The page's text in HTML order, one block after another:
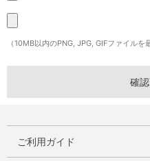
（10MB以内のPNG, JPG, GIFファイルを
ご利用ガイド